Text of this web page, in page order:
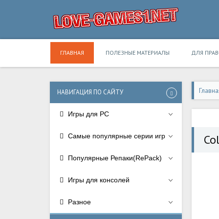
ГЛАВНАЯ ПОЛЕЗНЫЕ МАТЕРИАЛЫ ДЛЯ
НАВИГАЦИЯ ПО САЙТУ
Игры для PC
Самые популярные серии игр
Популярные Репаки(RePack)
Игры для консолей
Разное